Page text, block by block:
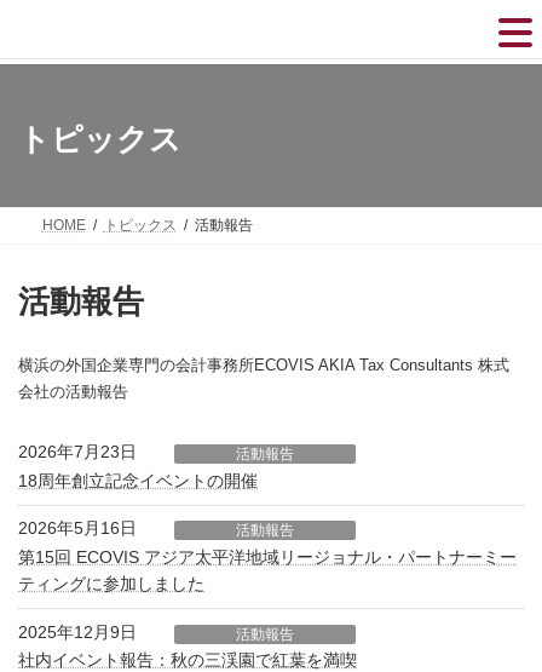
プ
動
トピックス
HOME トピックス 活動報告
活動報告
横浜の外国企業専門の会計事務所ECOVIS AKIA Tax Consultants 株式
会社の活動報告
2026年7月23日 活動報告
18周年創立記念イベントの開催
2026年5月16日 活動報告
第15回 ECOVIS アジア太平洋地域リージョナル・パートナーミー
ティングに参加しました
2025年12月9日 活動報告
社内イベント報告：秋の三渓園で紅葉を満喫